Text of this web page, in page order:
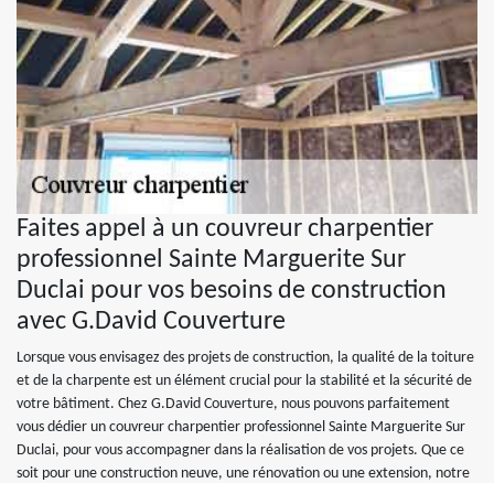
Faites appel à un couvreur charpentier
professionnel Sainte Marguerite Sur
Duclai pour vos besoins de construction
avec G.David Couverture
Lorsque vous envisagez des projets de construction, la qualité de la toiture
et de la charpente est un élément crucial pour la stabilité et la sécurité de
votre bâtiment. Chez G.David Couverture, nous pouvons parfaitement
vous dédier un couvreur charpentier professionnel Sainte Marguerite Sur
Duclai, pour vous accompagner dans la réalisation de vos projets. Que ce
soit pour une construction neuve, une rénovation ou une extension, notre